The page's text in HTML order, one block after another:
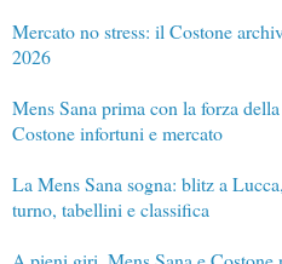
Mercato no stress: il Costone
2026
Mens Sana prima con la forza
Costone infortuni e mercato
La Mens Sana sogna: blitz a
turno, tabellini e classifica